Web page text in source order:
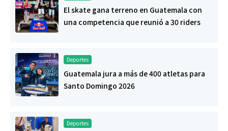
El skate gana terreno en Guatemala con
una competencia que reunió a 30 riders
Deportes
Guatemala jura a más de 400 atletas para
Santo Domingo 2026
Deportes